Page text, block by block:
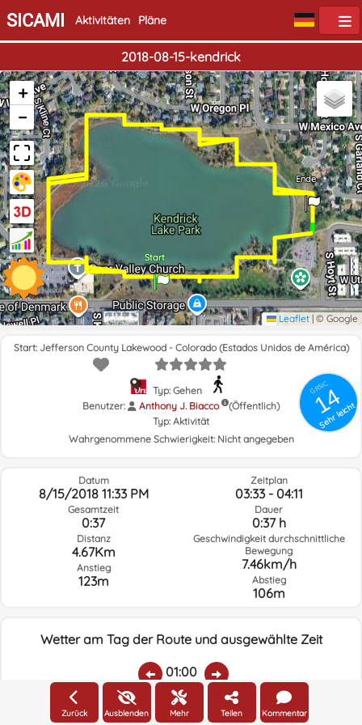
SICAMI Aktivitäten Pläne
2018-08-15-kendrick
Start
Ende
+
−
Leaflet | © Google
GRSIC
14
Sehr leicht
Start: Jefferson County Lakewood - Colorado (Estados Unidos de América)
Typ: Gehen
Benutzer:
Anthony J. Biacco
(Öffentlich)
Typ: Aktivität
Wahrgenommene Schwierigkeit: Nicht angegeben
Datum
8/15/2018 11:33 PM
Gesamtzeit
0:37
Distanz
4.67Km
Anstieg
123m
Zeitplan
03:33 - 04:11
Dauer
0:37 h
Geschwindigkeit durchschnittliche
Bewegung
7.46km/h
Abstieg
106m
Wetter am Tag der Route und ausgewählte Zeit
01:00
Regen:
Durchschnittliche
Geschwindigkeit Windrichtung
Zurück Ausblenden Mehr Teilen Kommentar